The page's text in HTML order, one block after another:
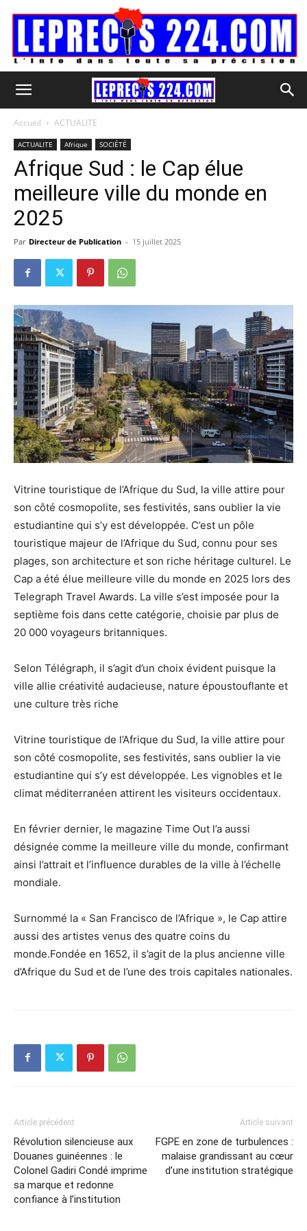
Accueil ACTUALITE
ACTUALITE Afrique SOCIÉTÉ
Afrique Sud : le Cap élue
meilleure ville du monde en
2025
Par Directeur de Publication - 15 juillet 2025
Vitrine touristique de l’Afrique du Sud, la ville attire pour
son côté cosmopolite, ses festivités, sans oublier la vie
estudiantine qui s’y est développée. C’est un pôle
touristique majeur de l’Afrique du Sud, connu pour ses
plages, son architecture et son riche héritage culturel. Le
Cap a été élue meilleure ville du monde en 2025 lors des
Telegraph Travel Awards. La ville s’est imposée pour la
septième fois dans cette catégorie, choisie par plus de
20 000 voyageurs britanniques.
Selon Télégraph, il s’agit d’un choix évident puisque la
ville allie créativité audacieuse, nature époustouflante et
une culture très riche
Vitrine touristique de l’Afrique du Sud, la ville attire pour
son côté cosmopolite, ses festivités, sans oublier la vie
estudiantine qui s’y est développée. Les vignobles et le
climat méditerranéen attirent les visiteurs occidentaux.
En février dernier, le magazine Time Out l’a aussi
désignée comme la meilleure ville du monde, confirmant
ainsi l’attrait et l’influence durables de la ville à l’échelle
mondiale.
Surnommé la « San Francisco de l’Afrique », le Cap attire
aussi des artistes venus des quatre coins du
monde.Fondée en 1652, il s’agit de la plus ancienne ville
d’Afrique du Sud et de l’une des trois capitales nationales.
Article précédent
Révolution silencieuse aux
Douanes guinéennes : le
Colonel Gadiri Condé imprime
sa marque et redonne
confiance à l’institution
Article suivant
FGPE en zone de turbulences :
malaise grandissant au cœur
d’une institution stratégique